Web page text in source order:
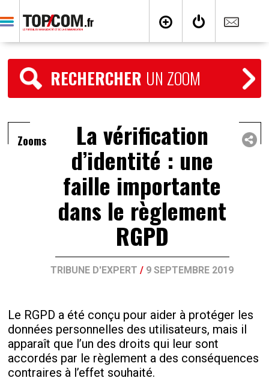
RECHERCHER UN ZOOM
Zooms La vérification
d’identité : une
faille importante
dans le règlement
RGPD
TRIBUNE D'EXPERT / 9 SEPTEMBRE 2019
Le RGPD a été conçu pour aider à protéger les
données personnelles des utilisateurs, mais il
apparaît que l’un des droits qui leur sont
accordés par le règlement a des conséquences
contraires à l’effet souhaité.